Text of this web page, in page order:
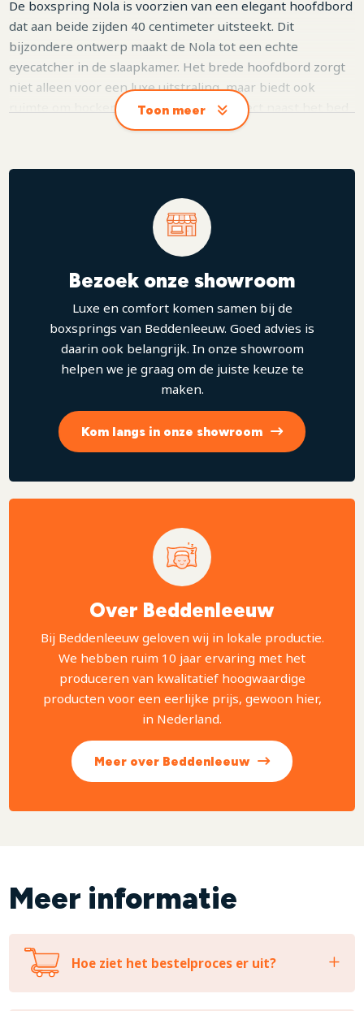
De boxspring Nola is voorzien van een elegant hoofdbord
dat aan beide zijden 40 centimeter uitsteekt. Dit
bijzondere ontwerp maakt de Nola tot een echte
eyecatcher in de slaapkamer. Het brede hoofdbord zorgt
niet alleen voor een luxe uitstraling, maar biedt ook
ruimte om hockers of nachtkastjes perfect naast het bed
te plaatsen. De strakke lijnen en hoogwaardige afwerking
keuze uit verschillende stoffen, onderboxen, poten en
persoonlijke smaak en comfort.
Toon meer
Bezoek onze showroom
Luxe en comfort komen samen bij de
boxsprings van Beddenleeuw. Goed advies is
daarin ook belangrijk. In onze showroom
helpen we je graag om de juiste keuze te
maken.
Kom langs in onze showroom
Over Beddenleeuw
Bij Beddenleeuw geloven wij in lokale productie.
We hebben ruim 10 jaar ervaring met het
produceren van kwalitatief hoogwaardige
producten voor een eerlijke prijs, gewoon hier,
in Nederland.
Meer over Beddenleeuw
Meer informatie
Hoe ziet het bestelproces er uit?